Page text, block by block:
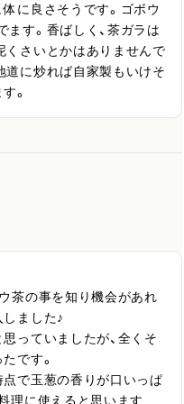
に良さそうです。ゴボウ
す。香ばしく、茶ガラは
くさいとかはありませんで
道に炒れば自家製もいけそ
。
茶の事を知り機会があれ
しました♪
っていましたが、全くそ
です。
点で玉葱の香りが口いっぱ
理に使えると思います